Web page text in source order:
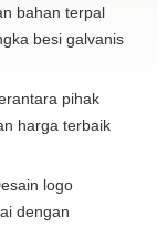
bahan terpal
besi galvanis
pihak
harga terbaik
logo
dengan